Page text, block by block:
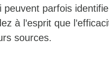
peuvent parfois
à l’esprit que
sources.